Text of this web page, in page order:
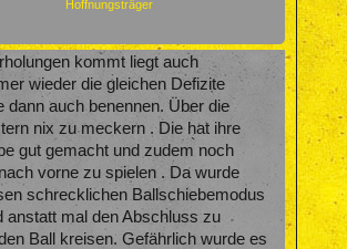
Hoffnungsträger
kommt liegt auch
wieder die gleichen Defizite
dann auch benennen. Über die
nix zu meckern . Die hat ihre
gut gemacht und zudem noch
vorne zu spielen . Da wurde
schrecklichen Ballschiebemodus
anstatt mal den Abschluss zu
Ball kreisen. Gefährlich wurde es